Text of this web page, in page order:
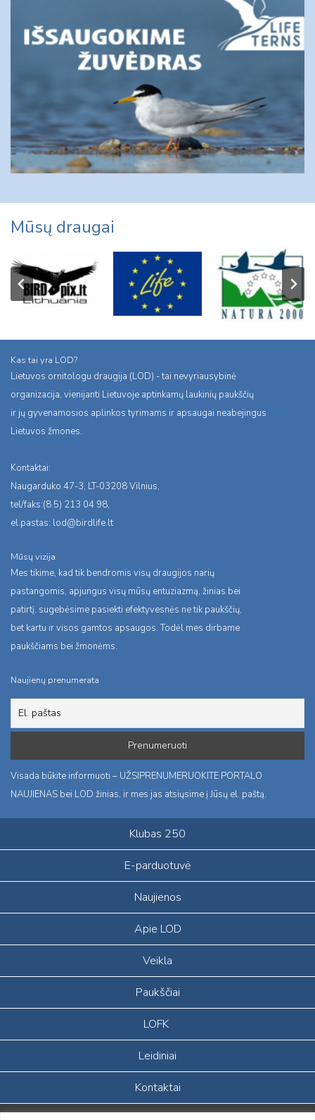
Mūsų draugai
Kas tai yra LOD?
Lietuvos ornitologu draugija (LOD) - tai nevyriausybinė
organizacija, vienijanti Lietuvoje aptinkamų laukinių paukščių
ir jų gyvenamosios aplinkos tyrimams ir apsaugai neabejingus
Lietuvos žmones.
Kontaktai:
Naugarduko 47-3, LT-03208 Vilnius,
tel/faks:(8 5) 213 04 98,
el.pastas: lod@birdlife.lt
Mūsų vizija
Mes tikime, kad tik bendromis visų draugijos narių
pastangomis, apjungus visų mūsų entuziazmą, žinias bei
patirtį, sugebėsime pasiekti efektyvesnės ne tik paukščių,
bet kartu ir visos gamtos apsaugos. Todėl mes dirbame
paukščiams bei žmonėms.
Naujienų prenumerata
Visada būkite informuoti – UŽSIPRENUMERUOKITE PORTALO
NAUJIENAS bei LOD žinias, ir mes jas atsiųsime į Jūsų el. paštą.
Klubas 250
E-parduotuvė
Naujienos
Apie LOD
Veikla
Paukščiai
LOFK
Leidiniai
Kontaktai